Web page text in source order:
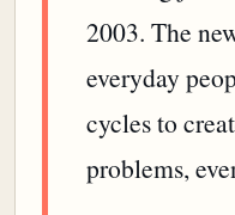
2003. The
everyday
cycles to
problems,